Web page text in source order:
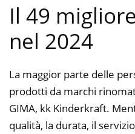
Il 49
nel 2024
La maggior parte delle
prodotti da marchi
GIMA, kk Kinderkraft.
qualità, la durata, il